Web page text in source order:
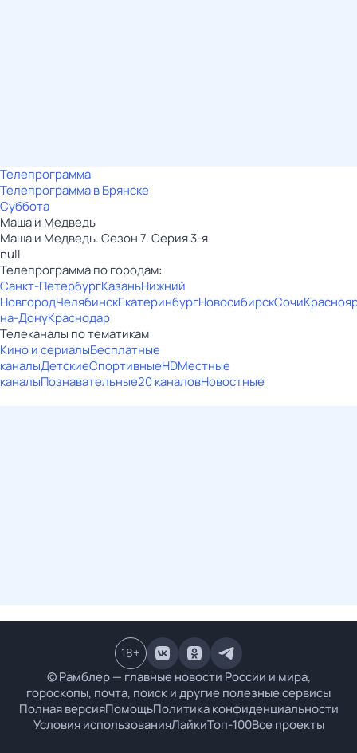
Телепрограмма
Телепрограмма в Брянске
Суббота
Маша и Медведь
Маша и Медведь. Сезон 7. Серия 3-я
null
Телепрограмма по городам:
Санкт-ПетербургКазаньНижний
НовгородЧелябинскЕкатеринбургНовосибирскСочи
на-ДонуКраснодар
Телеканалы по тематикам:
Кино и сериалыБесплатные
каналыДетскиеСпортивныеHDМестные
каналыПознавательные20 каналовНовостные
© Рамблер — главные новости России и мира,
гороскопы, почта, поиск и другие полезные сервисы
Полная версияПомощьПолитика конфиденциальности
Условия использованияЛайкиТоп-100Все проекты
18+